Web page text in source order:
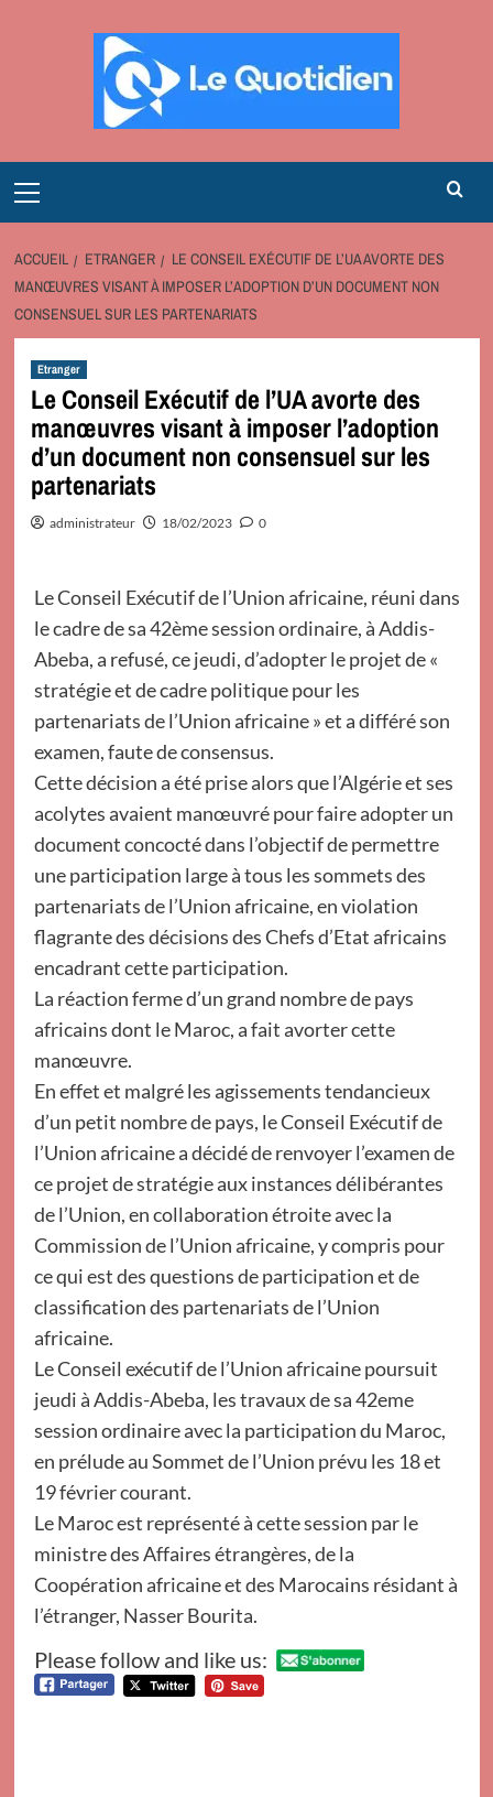
Menu
ACCUEIL ETRANGER
LE CONSEIL EXÉCUTIF DE L’UA AVORTE DES
MANŒUVRES VISANT À IMPOSER L’ADOPTION D’UN DOCUMENT NON
CONSENSUEL SUR LES PARTENARIATS
Etranger
Le Conseil Exécutif de l’UA avorte des
manœuvres visant à imposer l’adoption
d’un document non consensuel sur les
partenariats
administrateur 18/02/2023 0
Le Conseil Exécutif de l’Union africaine, réuni dans
le cadre de sa 42ème session ordinaire, à Addis-
Abeba, a refusé, ce jeudi, d’adopter le projet de «
stratégie et de cadre politique pour les
partenariats de l’Union africaine » et a différé son
examen, faute de consensus.
Cette décision a été prise alors que l’Algérie et ses
acolytes avaient manœuvré pour faire adopter un
document concocté dans l’objectif de permettre
une participation large à tous les sommets des
partenariats de l’Union africaine, en violation
flagrante des décisions des Chefs d’Etat africains
encadrant cette participation.
La réaction ferme d’un grand nombre de pays
africains dont le Maroc, a fait avorter cette
manœuvre.
En effet et malgré les agissements tendancieux
d’un petit nombre de pays, le Conseil Exécutif de
l’Union africaine a décidé de renvoyer l’examen de
ce projet de stratégie aux instances délibérantes
de l’Union, en collaboration étroite avec la
Commission de l’Union africaine, y compris pour
ce qui est des questions de participation et de
classification des partenariats de l’Union
africaine.
Le Conseil exécutif de l’Union africaine poursuit
jeudi à Addis-Abeba, les travaux de sa 42eme
session ordinaire avec la participation du Maroc,
en prélude au Sommet de l’Union prévu les 18 et
19 février courant.
Le Maroc est représenté à cette session par le
ministre des Affaires étrangères, de la
Coopération africaine et des Marocains résidant à
l’étranger, Nasser Bourita.
Please follow and like us: